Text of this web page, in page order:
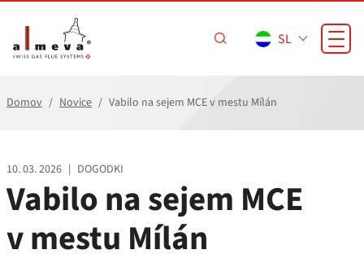
SL
Domov Novice Vabilo na sejem MCE v mestu Mílán
10. 03. 2026 | DOGODKI
Vabilo na sejem MCE
v mestu Mílán